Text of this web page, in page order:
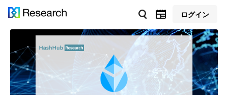
ログイン